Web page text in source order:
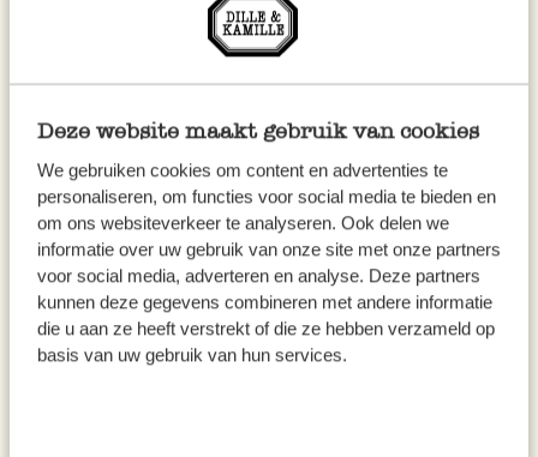
Deze website maakt gebruik van cookies
We gebruiken cookies om content en advertenties te
personaliseren, om functies voor social media te bieden en
om ons websiteverkeer te analyseren. Ook delen we
informatie over uw gebruik van onze site met onze partners
voor social media, adverteren en analyse. Deze partners
kunnen deze gegevens combineren met andere informatie
die u aan ze heeft verstrekt of die ze hebben verzameld op
basis van uw gebruik van hun services.
biologisch, 500 gram
€ 5,95
€ 11,90 / kg
havermoutkoekjes, biologisch,
400 gr
€ 5,95
€ 14,88 / kg